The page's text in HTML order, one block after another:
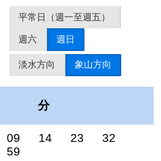
平常日（週一至週五）
週六 週日
淡水方向 象山方向
分
09 14 23
32
59